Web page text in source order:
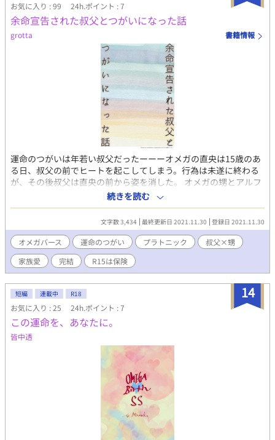
お気に入り : 99 24h.ポイント : 7
余命宣告された叔父とつがいになった話
grotta 書籍情報
運命のつがいは年若い叔父だったーーーオメガの直央は15歳のあ
る日、叔父の前でヒートを起こしてしまう。行為は未遂に終わる
が、その後叔父は直央の前から姿を消した。 オメガの甥とアルフ
ァの叔父は再会してつがいになるが、そこに恋愛感情は無かっ
た。 運命のつがいが余命宣告を受け死を迎えるまでを看取ったオ
メガが、ベータ男性との結婚を控えて過去を語るお話し。 ※こち
らは『派遣Ωは社長の抱き枕〜エリートαを寝かしつけるお仕
事〜』番外編”一也の新しい恋"に登場する金子直央の過去のお話
しですが、単独でもショートショートとして読むことができま
す。
続きを読む
文字数 3,434 最終更新日 2021.11.30 登録日 2021.11.30
オメガバース 運命のつがい プラトニック
叔父×甥
家族愛
完結 R15は保険
14
短編 連載中 R18
お気に入り : 25 24h.ポイント : 7
この運命を、あなたに。
皆中透